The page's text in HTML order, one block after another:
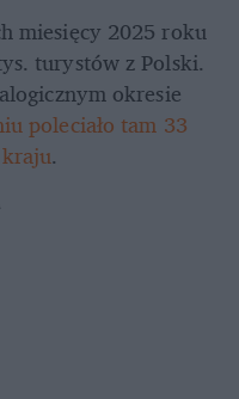
miesięcy 2025 roku
turystów z Polski.
okresie
poleciało tam 33
.